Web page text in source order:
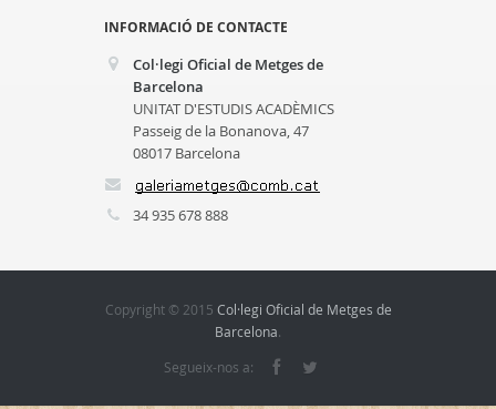
INFORMACIÓ DE CONTACTE
Col·legi Oficial de Metges de
Barcelona
UNITAT D'ESTUDIS ACADÈMICS
Passeig de la Bonanova, 47
08017 Barcelona
34 935 678 888
Copyright © 2015 Col·legi Oficial de Metges de
Barcelona.
Segueix-nos a: